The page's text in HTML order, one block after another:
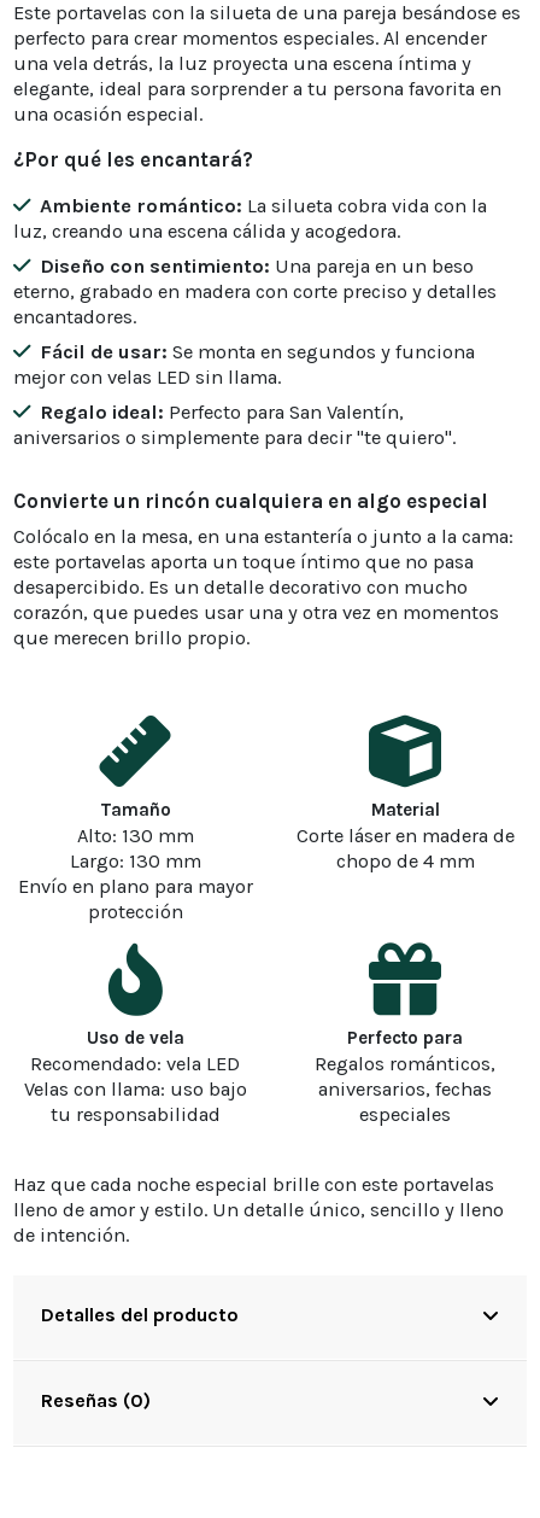
Este portavelas con la silueta de una pareja besándose es
perfecto para crear momentos especiales. Al encender
una vela detrás, la luz proyecta una escena íntima y
elegante, ideal para sorprender a tu persona favorita en
una ocasión especial.
¿Por qué les encantará?
Ambiente romántico: La silueta cobra vida con la
luz, creando una escena cálida y acogedora.
Diseño con sentimiento: Una pareja en un beso
eterno, grabado en madera con corte preciso y detalles
encantadores.
Fácil de usar: Se monta en segundos y funciona
mejor con velas LED sin llama.
Regalo ideal: Perfecto para San Valentín,
aniversarios o simplemente para decir "te quiero".
Convierte un rincón cualquiera en algo especial
Colócalo en la mesa, en una estantería o junto a la cama:
este portavelas aporta un toque íntimo que no pasa
desapercibido. Es un detalle decorativo con mucho
corazón, que puedes usar una y otra vez en momentos
que merecen brillo propio.
Tamaño
Alto: 130 mm
Largo: 130 mm
Envío en plano para mayor
protección
Material
Corte láser en madera de
chopo de 4 mm
Uso de vela
Recomendado: vela LED
Velas con llama: uso bajo
tu responsabilidad
Perfecto para
Regalos románticos,
aniversarios, fechas
especiales
Haz que cada noche especial brille con este portavelas
lleno de amor y estilo. Un detalle único, sencillo y lleno
de intención.
Detalles del producto
Reseñas (0)